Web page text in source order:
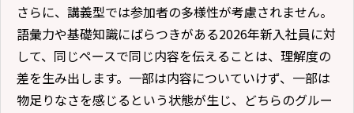
さらに、講義型では参加者の多様性が考慮されません。
語彙力や基礎知識にばらつきがある2026年新入社員に対
して、同じペースで同じ内容を伝えることは、理解度の
差を生み出します。一部は内容についていけず、一部は
物足りなさを感じるという状態が生じ、どちらのグルー